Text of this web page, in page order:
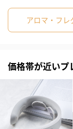
アロマ・フ
価格帯が近いプ